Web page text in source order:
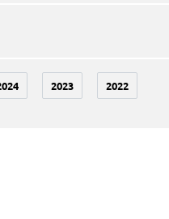
2023 2022